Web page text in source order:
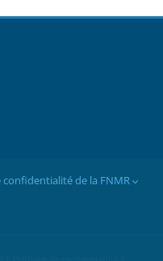
|
confidentialité de la FNMR